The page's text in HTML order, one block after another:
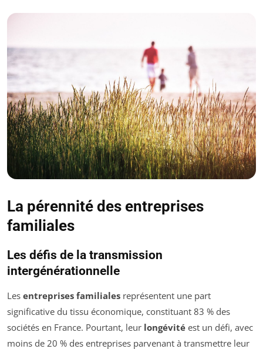
La pérennité des entreprises
familiales
Les défis de la transmission
intergénérationnelle
Les entreprises familiales représentent une part
significative du tissu économique, constituant 83 % des
sociétés en France. Pourtant, leur longévité est un défi, avec
moins de 20 % des entreprises parvenant à transmettre leur